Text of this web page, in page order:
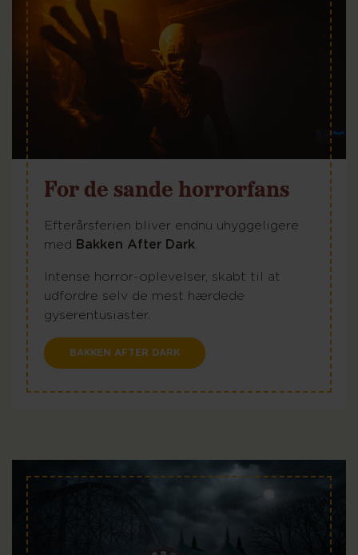
For de sande horrorfans
Efterårsferien bliver endnu uhyggeligere
med
Bakken After Dark
Intense horror-oplevelser, skabt til at
udfordre selv de mest hærdede
gyserentusiaster.
BAKKEN AFTER DARK